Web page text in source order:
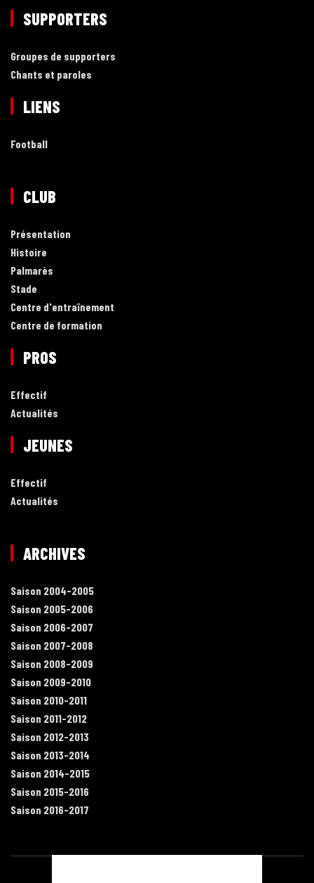
SUPPORTERS
Groupes de supporters
Chants et paroles
LIENS
Football
CLUB
Présentation
Histoire
Palmarès
Stade
Centre d'entraînement
Centre de formation
PROS
Effectif
Actualités
JEUNES
Effectif
Actualités
ARCHIVES
Saison 2004-2005
Saison 2005-2006
Saison 2006-2007
Saison 2007-2008
Saison 2008-2009
Saison 2009-2010
Saison 2010-2011
Saison 2011-2012
Saison 2012-2013
Saison 2013-2014
Saison 2014-2015
Saison 2015-2016
Saison 2016-2017